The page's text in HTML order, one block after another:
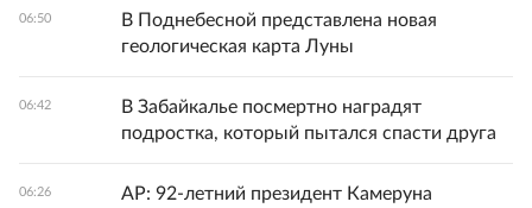
06:50
В Поднебесной представлена новая
геологическая карта Луны
06:42
В Забайкалье посмертно наградят
подростка, который пытался спасти друга
06:26
AP: 92-летний президент Камеруна